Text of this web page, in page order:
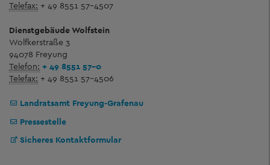
Telefax: + 49 8551 57-4507
Dienstgebäude Wolfstein
Wolfkerstraße 3
94078 Freyung
Telefon: + 49 8551 57-0
Telefax: + 49 8551 57-4506
Landratsamt Freyung-Grafenau
Pressestelle
Sicheres Kontaktformular